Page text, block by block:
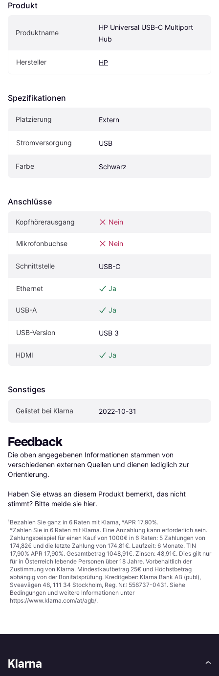
Produkt
Produktname
HP Universal USB-C Multiport
Hub
Hersteller HP
Spezifikationen
Platzierung Extern
Stromversorgung USB
Farbe Schwarz
Anschlüsse
Kopfhörerausgang Nein
Mikrofonbuchse Nein
Schnittstelle USB-C
Ethernet Ja
USB-A Ja
USB-Version USB 3
HDMI Ja
Sonstiges
Gelistet bei Klarna 2022-10-31
Feedback
Die oben angegebenen Informationen stammen von
verschiedenen externen Quellen und dienen lediglich zur
Orientierung.
Haben Sie etwas an diesem Produkt bemerkt, das nicht
stimmt? Bitte melde sie hier.
¹Bezahlen Sie ganz in 6 Raten mit Klarna, *APR 17,90%.
*Zahlen Sie in 6 Raten mit Klarna. Eine Anzahlung kann erforderlich sein.
Zahlungsbeispiel für einen Kauf von 1000€ in 6 Raten: 5 Zahlungen von
174,82€ und die letzte Zahlung von 174,81€. Laufzeit: 6 Monate. TIN
17,90% APR 17,90%. Gesamtbetrag 1048,91€. Zinsen: 48,91€. Dies gilt nur
für in Österreich lebende Personen über 18 Jahre. Vorbehaltlich der
Zustimmung von Klarna. Mindestkaufbetrag 25€ und Höchstbetrag
abhängig von der Bonitätsprüfung. Kreditgeber: Klarna Bank AB (publ),
Sveavägen 46, 111 34 Stockholm, Reg. Nr.: 556737-0431. Siehe
Bedingungen und weitere Informationen unter
https://www.klarna.com/at/agb/.
Klarna